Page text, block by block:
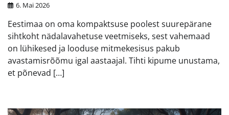
6. Mai 2026
Eestimaa on oma kompaktsuse poolest suurepärane
sihtkoht nädalavahetuse veetmiseks, sest vahemaad
on lühikesed ja looduse mitmekesisus pakub
avastamisrõõmu igal aastaajal. Tihti kipume unustama,
et põnevad […]